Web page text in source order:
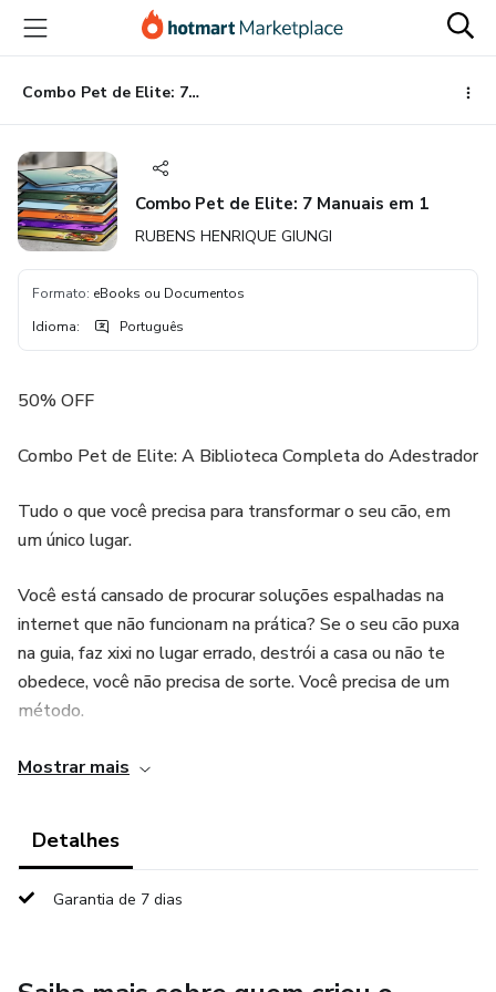
para
conteúdo
principal
para
pagamento
para
rodapé
Combo Pet de Elite: 7 Manuais em 1
Combo Pet de Elite: 7 Manuais em 1
RUBENS HENRIQUE GIUNGI
Formato: eBooks ou Documentos
Idioma: Português
50% OFF
Combo Pet de Elite: A Biblioteca Completa do Adestrador
Tudo o que você precisa para transformar o seu cão, em
um único lugar.
Você está cansado de procurar soluções espalhadas na
internet que não funcionam na prática? Se o seu cão puxa
na guia, faz xixi no lugar errado, destrói a casa ou não te
obedece, você não precisa de sorte. Você precisa de um
método.
Como Guarda Civil Municipal (GCM) atuante no Canil e
Combo Pet de Elite entrega as chaves para você resolver,
convivência com um cão.
Mostrar mais
Detalhes
Garantia de 7 dias